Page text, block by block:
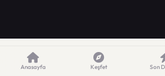
Anasayfa Keşfet Son